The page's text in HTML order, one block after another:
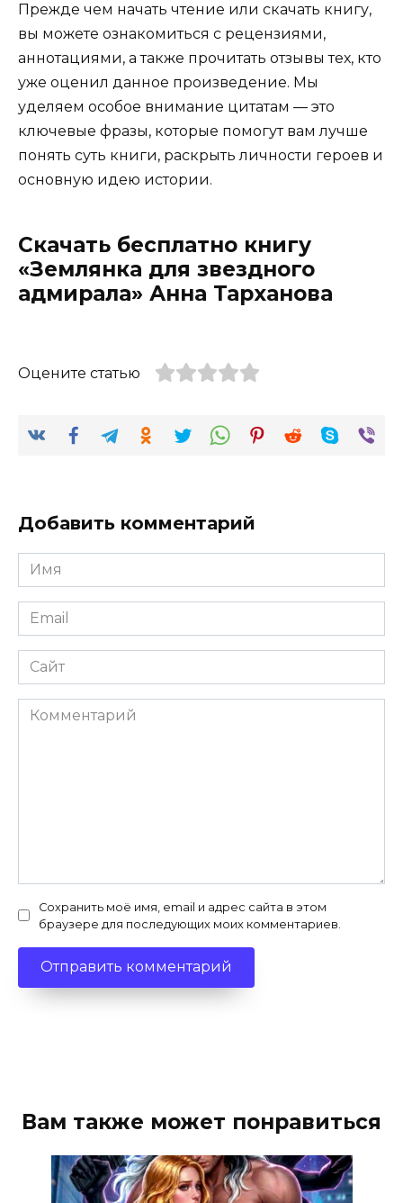
Прежде чем начать чтение или скачать книгу,
вы можете ознакомиться с рецензиями,
аннотациями, а также прочитать отзывы тех, кто
уже оценил данное произведение. Мы
уделяем особое внимание цитатам — это
ключевые фразы, которые помогут вам лучше
понять суть книги, раскрыть личности героев и
основную идею истории.
Скачать бесплатно книгу
«Землянка для звездного
адмирала» Анна Тарханова
Оцените статью
Добавить комментарий
Имя
*
Email
*
Сайт
Комментарий
Сохранить моё имя, email и адрес сайта в этом
браузере для последующих моих комментариев.
Вам также может понравиться